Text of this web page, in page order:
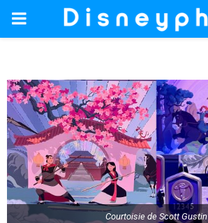
PRIMARY
Courtoisie de Scott Gustin